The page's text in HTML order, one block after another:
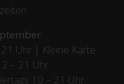
Uhr | Kleine Karte
– 21 Uhr
10 – 21 Uhr